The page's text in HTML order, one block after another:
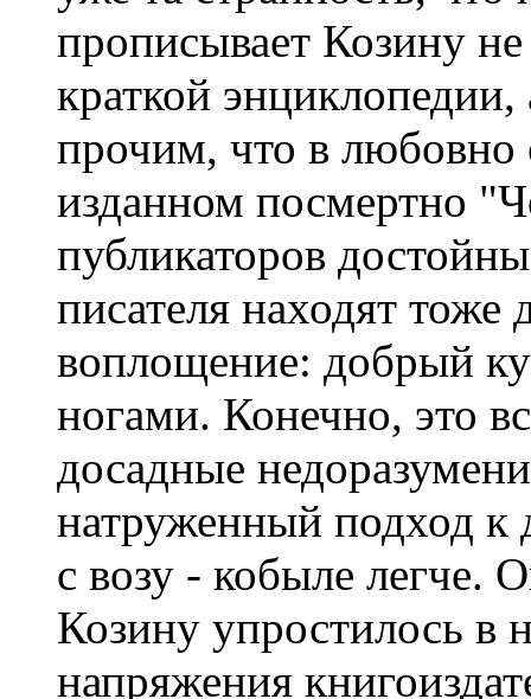
прописывает Козину
краткой
прочим, что в
изданном посмертно
публикаторов
писателя находят тоже
воплощение: добрый
ногами. Конечно, это
досадные
натруженный подход к
с возу - кобыле легче.
Козину упростилось в
напряжения